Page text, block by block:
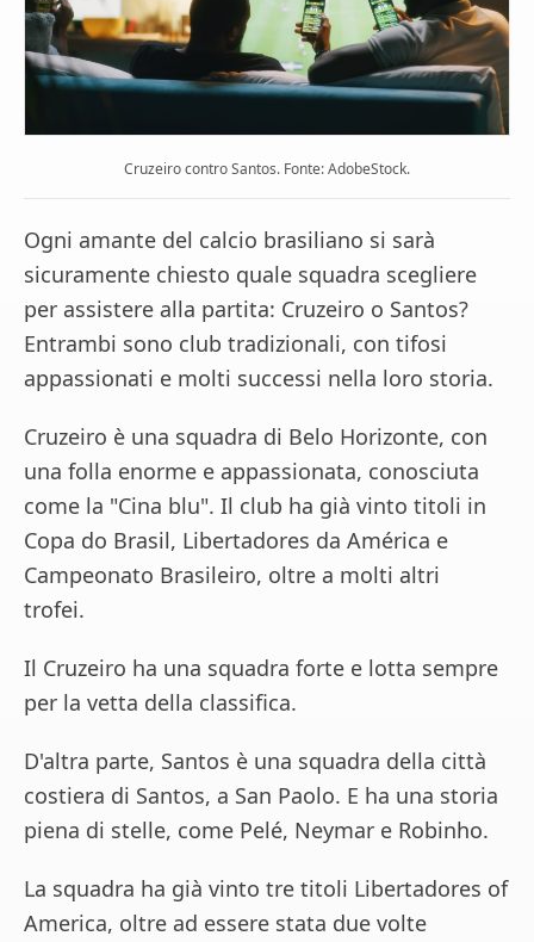
Cruzeiro contro Santos. Fonte: AdobeStock.
Ogni amante del calcio brasiliano si sarà
sicuramente chiesto quale squadra scegliere
per assistere alla partita: Cruzeiro o Santos?
Entrambi sono club tradizionali, con tifosi
appassionati e molti successi nella loro storia.
Cruzeiro è una squadra di Belo Horizonte, con
una folla enorme e appassionata, conosciuta
come la "Cina blu". Il club ha già vinto titoli in
Copa do Brasil, Libertadores da América e
Campeonato Brasileiro, oltre a molti altri
trofei.
Il Cruzeiro ha una squadra forte e lotta sempre
per la vetta della classifica.
D'altra parte, Santos è una squadra della città
costiera di Santos, a San Paolo. E ha una storia
piena di stelle, come Pelé, Neymar e Robinho.
La squadra ha già vinto tre titoli Libertadores of
America, oltre ad essere stata due volte